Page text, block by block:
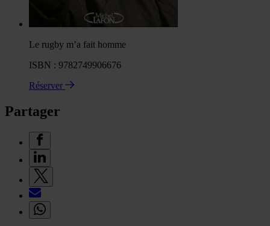
Le rugby m’a fait homme
ISBN : 9782749906676
Réserver
Partager